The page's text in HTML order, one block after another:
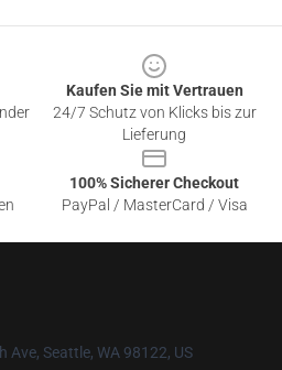
Kaufen Sie mit Vertrauen
24/7 Schutz von Klicks bis zur
Lieferung
100% Sicherer Checkout
PayPal / MasterCard / Visa
Ave, Seattle, WA 98122, US